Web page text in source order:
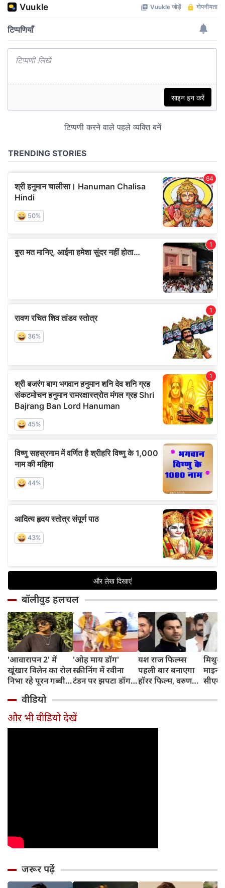
बॉलीवुड हलचल
'आवारापन 2' में
खूंखार विलेन का रोल
निभा रहे पूरन गब्बी
संग है खास रिश्ता
'ओह माय डॉग'
स्क्रीनिंग में रवीना
टंडन पर झपटा डॉग,
ने ऐसे दिखाई
दरियादिली
यश राज फिल्म्स
पहली बार बनाएगा
हॉरर फिल्म, वरुण
रोल
मिथुन
सीएम
पहुंचे
वीडियो
और भी वीडियो देखें
जरूर पढ़ें